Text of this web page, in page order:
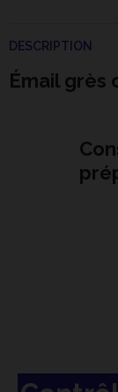
DESCRIPTION
Émail grès